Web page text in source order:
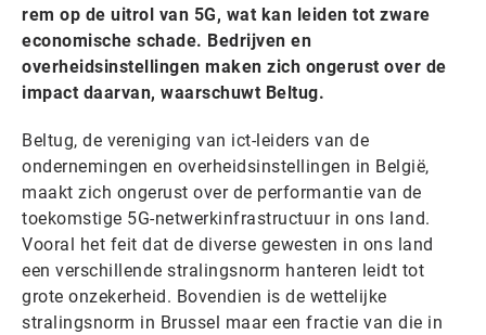
rem op de uitrol van 5G, wat kan leiden tot zware
economische schade. Bedrijven en
overheidsinstellingen maken zich ongerust over de
impact daarvan, waarschuwt Beltug.
Beltug, de vereniging van ict-leiders van de
ondernemingen en overheidsinstellingen in België,
maakt zich ongerust over de performantie van de
toekomstige 5G-netwerkinfrastructuur in ons land.
Vooral het feit dat de diverse gewesten in ons land
een verschillende stralingsnorm hanteren leidt tot
grote onzekerheid. Bovendien is de wettelijke
stralingsnorm in Brussel maar een fractie van die in